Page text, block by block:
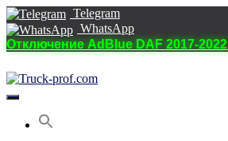
Telegram
WhatsApp
Отключение AdBlue DAF 2017-2022
Переключить
навигацию